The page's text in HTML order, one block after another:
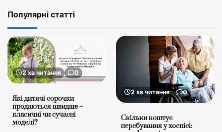
Популярні статті
2 хв читання 0
Які дитячі сорочки
продаються швидше –
класичні чи сучасні
моделі?
2 хв читання 0
Скільки коштує
перебування у хоспісі: